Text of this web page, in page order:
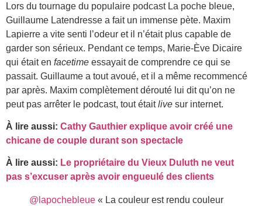
Lors du tournage du populaire podcast La poche bleue,
Guillaume Latendresse a fait un immense pète. Maxim
Lapierre a vite senti l’odeur et il n’était plus capable de
garder son sérieux. Pendant ce temps, Marie-Ève Dicaire
qui était en facetime essayait de comprendre ce qui se
passait. Guillaume a tout avoué, et il a même recommencé
par après. Maxim complètement dérouté lui dit qu’on ne
peut pas arrêter le podcast, tout étaitlive sur internet.
À lire aussi: Cathy Gauthier explique avoir créé une
chicane de couple durant son spectacle
À lire aussi: Le propriétaire du Vieux Duluth ne veut
pas s’excuser après avoir engueulé des clients
@lapochebleue « La couleur est rendu couleur